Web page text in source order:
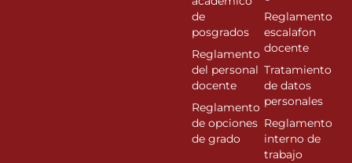
de
posgrados
Reglamento
del personal
docente
Reglamento
de opciones
de grado
Reglamento
escalafon
docente
Tratamiento
de datos
personales
Reglamento
interno de
trabajo